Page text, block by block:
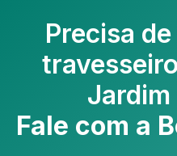
Precisa de
Jardim
Fale com a